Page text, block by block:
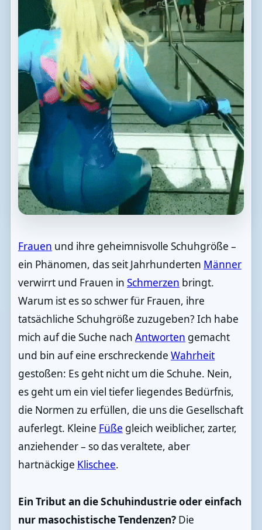
Frauen und ihre geheimnisvolle Schuhgröße –
ein Phänomen, das seit Jahrhunderten Männer
verwirrt und Frauen in Schmerzen bringt.
Warum ist es so schwer für Frauen, ihre
tatsächliche Schuhgröße zuzugeben? Ich habe
mich auf die Suche nach Antworten gemacht
und bin auf eine erschreckende Wahrheit
gestoßen: Es geht nicht um die Schuhe. Nein,
es geht um ein viel tiefer liegendes Bedürfnis,
die Normen zu erfüllen, die uns die Gesellschaft
auferlegt. Kleine Füße gleich weiblicher, zarter,
anziehender – so das veraltete, aber
hartnäckige Klischee.
Ein Tribut an die Schuhindustrie oder einfach
nur masochistische Tendenzen?Die